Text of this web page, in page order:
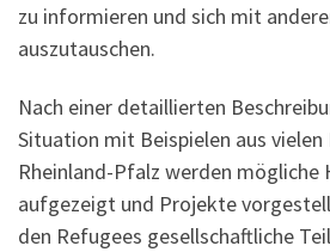
zu informieren und sich mit
auszutauschen.
Nach einer detaillierten
Situation mit Beispielen aus vielen
Rheinland-Pfalz werden mögliche
aufgezeigt und Projekte
den Refugees gesellschaftliche